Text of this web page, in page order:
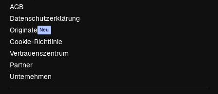
AGB
Datenschutzerklärung
Originale Neu
Cookie-Richtlinie
Vertrauenszentrum
Partner
Unternehmen